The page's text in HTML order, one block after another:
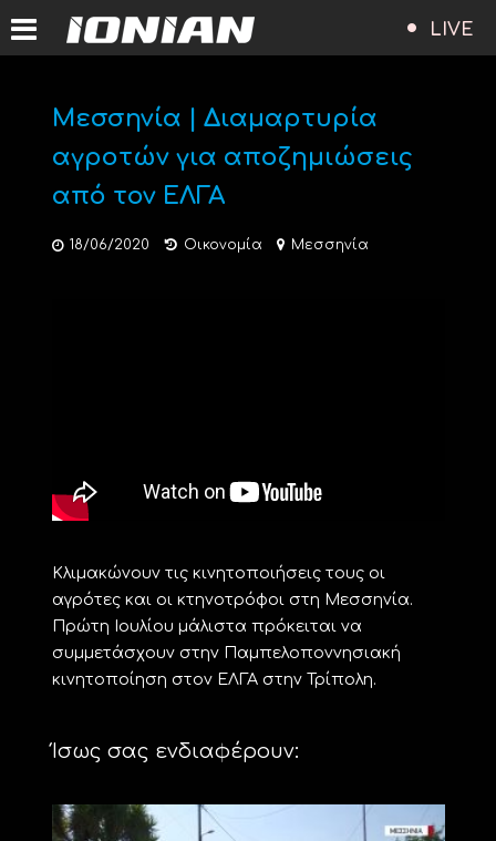
LIVE
Μεσσηνία | Διαμαρτυρία
αγροτών για αποζημιώσεις
από τον ΕΛΓΑ
18/06/2020 Οικονομία Μεσσηνία
Κλιμακώνουν τις κινητοποιήσεις τους οι
αγρότες και οι κτηνοτρόφοι στη Μεσσηνία.
Πρώτη Ιουλίου μάλιστα πρόκειται να
συμμετάσχουν στην Παμπελοποννησιακή
κινητοποίηση στον ΕΛΓΑ στην Τρίπολη.
Ίσως σας ενδιαφέρουν: